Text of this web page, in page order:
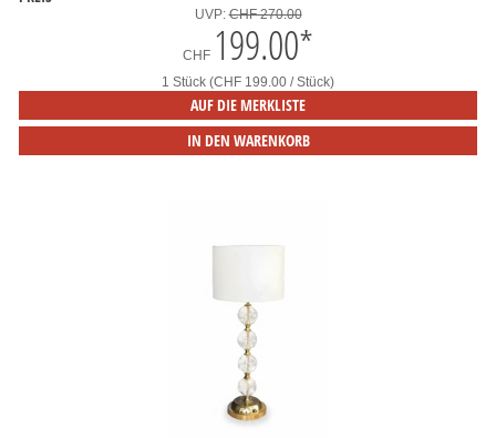
UVP:CHF 270.00
CHF 199.00*
1 Stück (CHF 199.00 / Stück)
AUF DIE MERKLISTE
IN DEN WARENKORB